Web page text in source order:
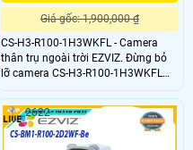
Giá gốc: 1,900,000 ₫
CS-H3-R100-1H3WKFL - Camera
thân trụ ngoài trời EZVIZ. Đừng bỏ
lỡ camera CS-H3-R100-1H3WKFL
2K nếu bạn đang cần một sản
phẩm an ninh với những tính năng
thông minh thiết yếu để bảo vệ ngôi
nhà bạn. Sản phẩm phù hợp cho
2622